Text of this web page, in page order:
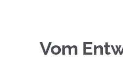
Vom